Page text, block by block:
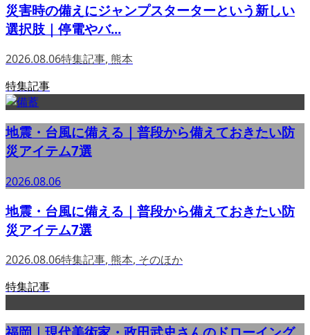
災害時の備えにジャンプスターターという新しい
選択肢｜停電やバ...
2026.08.06特集記事, 熊本
特集記事
地震・台風に備える｜普段から備えておきたい防
災アイテム7選
2026.08.06
地震・台風に備える｜普段から備えておきたい防
災アイテム7選
2026.08.06特集記事, 熊本, そのほか
特集記事